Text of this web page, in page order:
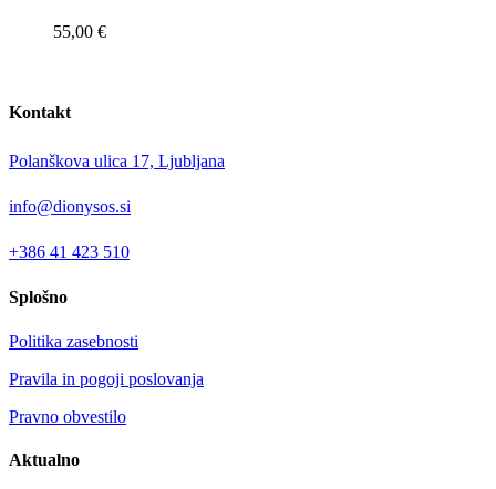
55,00 €
Kontakt
Polanškova ulica 17, Ljubljana
info@dionysos.si
+386 41 423 510
Splošno
Politika zasebnosti
Pravila in pogoji poslovanja
Pravno obvestilo
Aktualno